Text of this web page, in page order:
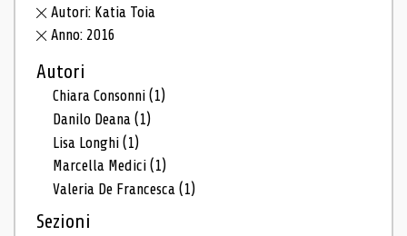
Autori: Katia Toia
Anno: 2016
Autori
Chiara Consonni(1)
Danilo Deana(1)
Lisa Longhi(1)
Marcella Medici(1)
Valeria De Francesca(1)
Sezioni